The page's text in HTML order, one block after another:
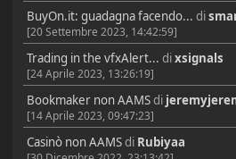
BuyOn.it: guadagna facendo... di
[20 Settembre 2023, 14:42:59]
Trading in the vfxAlert... dixsignals
[24 Aprile 2023, 13:26:19]
Bookmaker non AAMSdi
[14 Aprile 2023, 09:47:23]
Casinò non AAMSdi Rubiyaa